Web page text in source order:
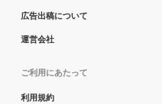
広告出稿について
運営会社
ご利用にあたって
利用規約